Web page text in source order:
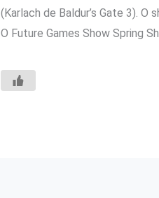
(Karlach de Baldur’s Gate 3).
O Future Games Show Spring